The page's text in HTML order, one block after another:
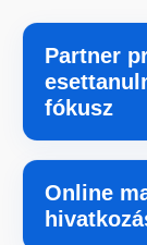
Partner
fókusz
Online